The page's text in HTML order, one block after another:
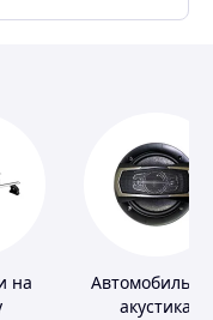
на
акустика